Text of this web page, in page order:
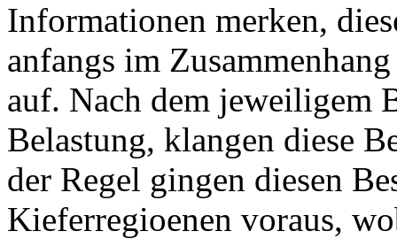
Informationen merken,
anfangs im
auf. Nach dem jeweiligem
Belastung, klangen diese
der Regel gingen diesen
Kieferregioenen voraus,